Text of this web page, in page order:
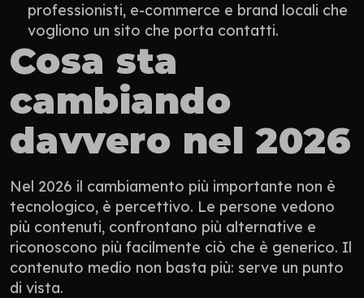
professionisti, e-commerce e brand locali che
vogliono un sito che porta contatti.
Cosa sta
cambiando
davvero nel 2026
Nel 2026 il cambiamento più importante non è
tecnologico, è percettivo. Le persone vedono
più contenuti, confrontano più alternative e
riconoscono più facilmente ciò che è generico. Il
contenuto medio non basta più: serve un punto
di vista.